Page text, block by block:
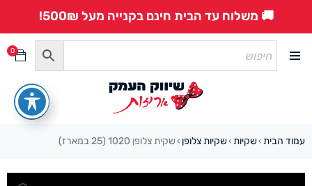
🚚 משלוח עד הבית חינם בקנייה מעל 500₪!
0
עמוד הבית ›שקיות ›שקיות צלופן › שקית צלופן 1020 (25 במארז)